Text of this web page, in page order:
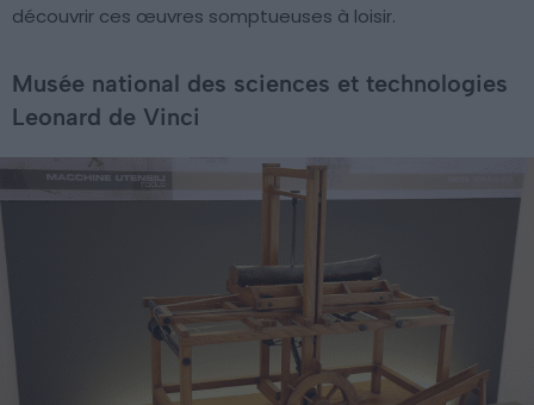
découvrir ces œuvres somptueuses à loisir.
Musée national des sciences et technologies
Leonard de Vinci